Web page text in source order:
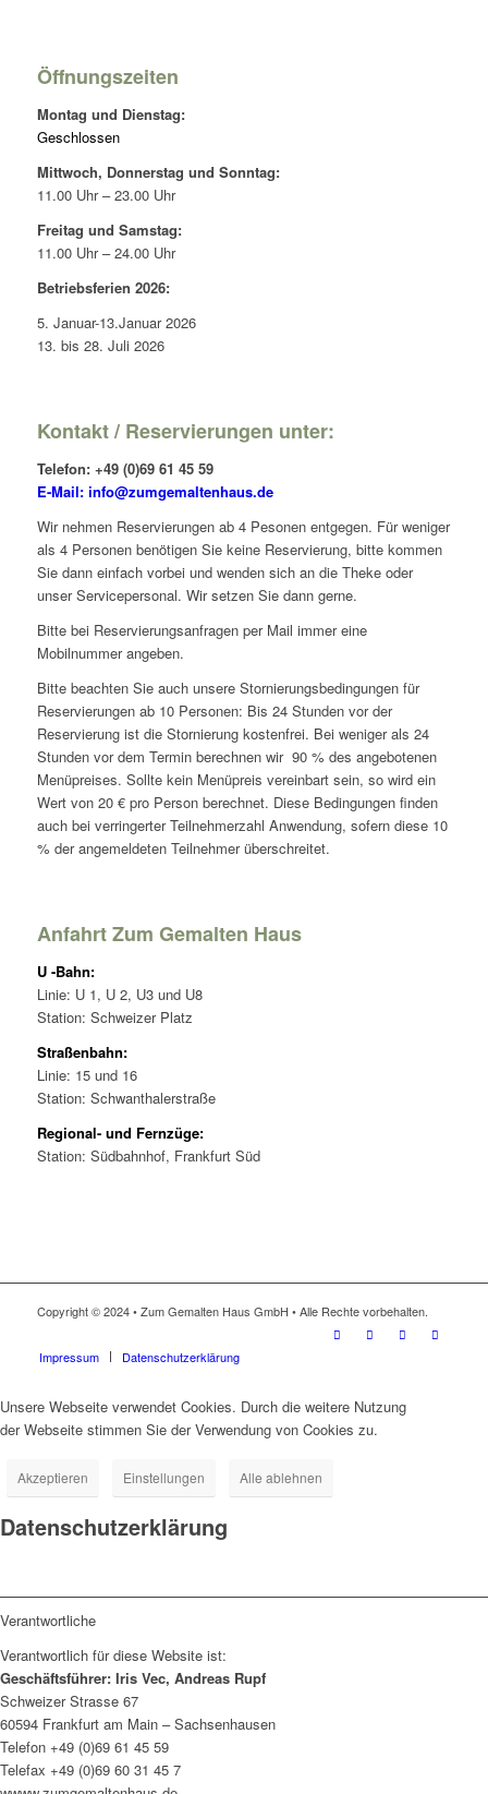
Öffnungszeiten
Montag und Dienstag:
Geschlossen
Mittwoch, Donnerstag und Sonntag:
11.00 Uhr – 23.00 Uhr
Freitag und Samstag:
11.00 Uhr – 24.00 Uhr
Betriebsferien 2026:
5. Januar-13.Januar 2026
13. bis 28. Juli 2026
Kontakt / Reservierungen unter:
Telefon: +49 (0)69 61 45 59
E-Mail: info@zumgemaltenhaus.de
Wir nehmen Reservierungen ab 4 Pesonen entgegen. Für weniger
als 4 Personen benötigen Sie keine Reservierung, bitte kommen
Sie dann einfach vorbei und wenden sich an die Theke oder
unser Servicepersonal. Wir setzen Sie dann gerne.
Bitte bei Reservierungsanfragen per Mail immer eine
Mobilnummer angeben.
Bitte beachten Sie auch unsere Stornierungsbedingungen für
Reservierungen ab 10 Personen: Bis 24 Stunden vor der
Reservierung ist die Stornierung kostenfrei. Bei weniger als 24
Stunden vor dem Termin berechnen wir 90 % des angebotenen
Menüpreises. Sollte kein Menüpreis vereinbart sein, so wird ein
Wert von 20 € pro Person berechnet. Diese Bedingungen finden
auch bei verringerter Teilnehmerzahl Anwendung, sofern diese 10
% der angemeldeten Teilnehmer überschreitet.
Anfahrt Zum Gemalten Haus
U -Bahn:
Linie: U 1, U 2, U3 und U8
Station: Schweizer Platz
Straßenbahn:
Linie: 15 und 16
Station: Schwanthalerstraße
Regional- und Fernzüge:
Station: Südbahnhof, Frankfurt Süd
Copyright © 2024 • Zum Gemalten Haus GmbH • Alle Rechte vorbehalten.
Impressum Datenschutzerklärung
Unsere Webseite verwendet Cookies. Durch die weitere Nutzung
der Webseite stimmen Sie der Verwendung von Cookies zu.
Akzeptieren Einstellungen Alle ablehnen
Datenschutzerklärung
Verantwortliche
Verantwortlich für diese Website ist:
Geschäftsführer: Iris Vec, Andreas Rupf
Schweizer Strasse 67
60594 Frankfurt am Main – Sachsenhausen
Telefon +49 (0)69 61 45 59
Telefax +49 (0)69 60 31 45 7